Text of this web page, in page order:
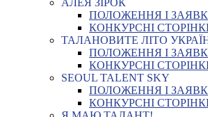
АЛЕЯ ЗІРОК
ПОЛОЖЕННЯ І
КОНКУРСНІ
ТАЛАНОВИТЕ ЛІТО
ПОЛОЖЕННЯ І
КОНКУРСНІ
SEOUL TALENT SKY
ПОЛОЖЕННЯ І
КОНКУРСНІ